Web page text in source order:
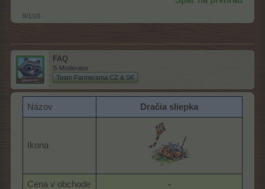
9/1/16
FAQ
S-Moderator
Team Farmerama CZ & SK
Názov Dračia sliepka
Ikona
Cena v obchode -